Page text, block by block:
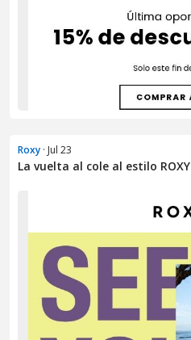
Roxy · Jul 23
La vuelta al cole al estilo ROXY​